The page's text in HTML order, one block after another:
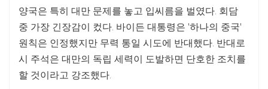
양국은 특히 대만 문제를 놓고 입씨름을 벌였다. 회담
중 가장 긴장감이 컸다. 바이든 대통령은 '하나의 중국'
원칙은 인정했지만 무력 통일 시도에 반대했다. 반대로
시 주석은 대만의 독립 세력이 도발하면 단호한 조치를
할 것이라고 강조했다.